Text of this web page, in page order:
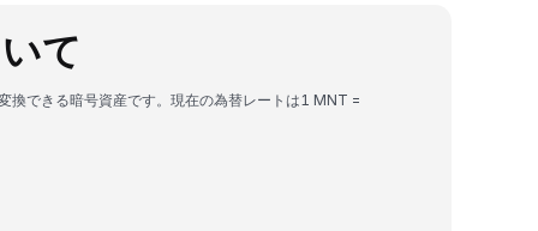
て
できる暗号資産です。現在の為替レートは1 MNT =